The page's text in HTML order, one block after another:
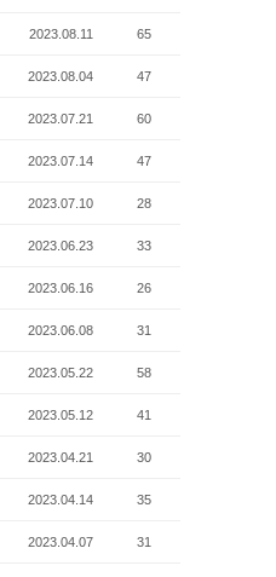
2023.08.11 65
2023.08.04 47
2023.07.21 60
2023.07.14 47
2023.07.10 28
2023.06.23 33
2023.06.16 26
2023.06.08 31
2023.05.22 58
2023.05.12 41
2023.04.21 30
2023.04.14 35
2023.04.07 31